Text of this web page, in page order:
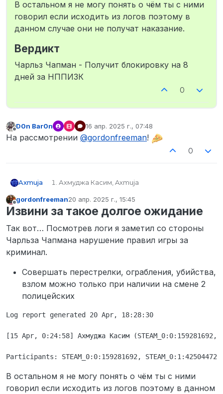
В остальном я не могу понять о чём ты с ними
говорил если исходить из логов поэтому в
данном случае они не получат наказание.
Вердикт
Чарльз Чапман - Получит блокировку на 8
дней за НППИЗК
0
D0n Bar0n 16 апр. 2025 г., 07:48
отредактировано
На рассмотрении @gordonfreeman!
0
Axmuja
Ахмуджа Касим, Axmuja
axmuja
Чарльз Чапман, Тоффи Тэпп
STEAM_0:1:425044720 STEAM_0:0:231500594
Не имеют.
00:27 думаю
живу не правильно в айси чат, видимо им
виднее. Пацаны настолько сильно
обиделись на то что я пытался ограбить их
дом что аж 20? минут сидели и охраняли его,
героически застрелили меня в спину при 1
Логи
Не в сети
gordonfreeman20 апр. 2025 г., 15:45
отредактировано
Извини за такое долгое ожидание
Так вот… Посмотрев логи я заметил со стороны
Чарльза Чапмана нарушение правил игры за
криминал.
Совершать перестрелки, ограбления, убийства,
взлом можно только при наличии на смене 2
полицейских
Log report generated 20 Apr, 18:28:30
[15 Apr, 0:24:58] Ахмуджа Касим
В остальном я не могу понять о чём ты с ними
говорил если исходить из логов поэтому в данном